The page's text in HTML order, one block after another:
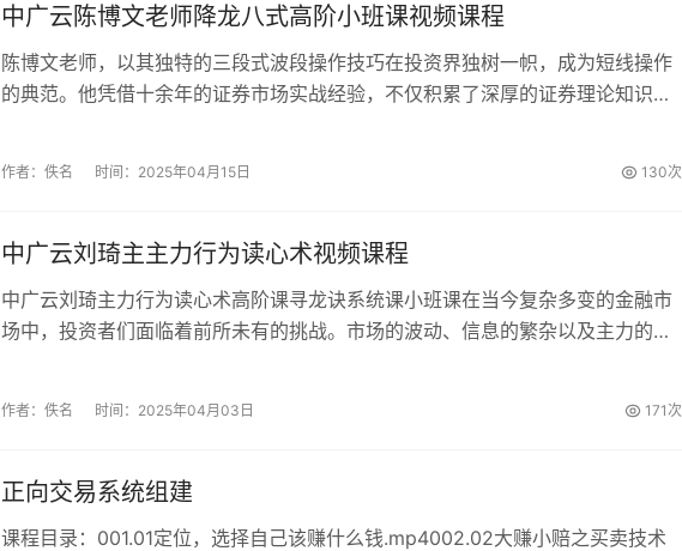
中广云陈博文老师降龙八式高阶小班课视频课程
陈博文老师，以其独特的三段式波段操作技巧在投资界独树一帜，成为短线操作
的典范。他凭借十余年的证券市场实战经验，不仅积累了深厚的证券理论知识，
定出精准的投资方案。...
作者：佚名 时间：2025年04月15日 130次
中广云刘琦主主力行为读心术视频课程
中广云刘琦主力行为读心术高阶课寻龙诀系统课小班课在当今复杂多变的金融市
场中，投资者们面临着前所未有的挑战。市场的波动、信息的繁杂以及主力的难
作者：佚名 时间：2025年04月03日 171次
正向交易系统组建
课程目录：001.01定位，选择自己该赚什么钱.mp4002.02大赚小赔之买卖技术